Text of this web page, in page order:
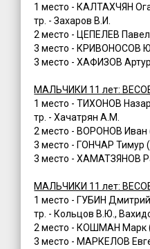
1 место - КАЛТАХЧЯН
тр. - Захаров В.И.
2 место - ЦЕПЕЛЕВ
3 место - КРИВОНОСОВ
3 место - ХАФИЗОВ
МАЛЬЧИКИ 11 лет:
1 место - ТИХОНОВ
тр. - Хачатрян А.М.
2 место - ВОРОНОВ Иван
3 место - ГОНЧАР Тимур
3 место - ХАМАТЗЯНОВ
МАЛЬЧИКИ 11 лет:
1 место - ГУБИН
тр. - Кольцов В.Ю.,
2 место - КОШМАН Марк
3 место - МАРКЕЛОВ